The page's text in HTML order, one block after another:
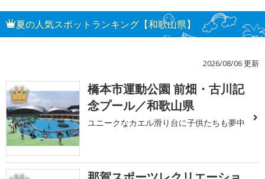
夏の人気スポットランキング【和歌山県】
2026/08/06 更新
1
橋本市運動公園 前畑・古川記
念プール／和歌山県
ユニークなカエル滑り台に子供たちも夢中